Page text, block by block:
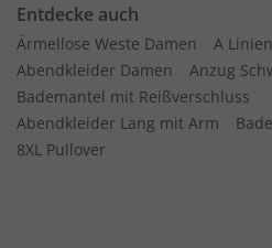
Entdecke auch
Ärmellose Weste Damen
A
Abendkleider Damen
Anzug
Bademantel mit Reißverschluss
Abendkleider Lang mit Arm
8XL Pullover